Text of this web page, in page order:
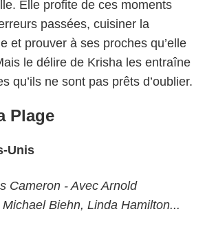
Elle profite de ces moments
passées, cuisiner la
et prouver à ses proches qu’elle
le délire de Krisha les entraîne
qu’ils ne sont pas prêts d’oublier.
Plage
Unis
Cameron - Avec Arnold
Biehn, Linda Hamilton...